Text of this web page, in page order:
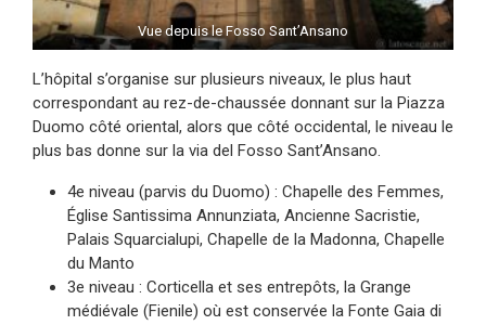
Vue depuis le Fosso Sant’Ansano
L’hôpital s’organise sur plusieurs niveaux, le plus haut
correspondant au rez-de-chaussée donnant sur la Piazza
Duomo côté oriental, alors que côté occidental, le niveau le
plus bas donne sur la via del Fosso Sant’Ansano.
4e niveau (parvis du Duomo) : Chapelle des Femmes,
Église Santissima Annunziata, Ancienne Sacristie,
Palais Squarcialupi, Chapelle de la Madonna, Chapelle
du Manto
3e niveau : Corticella et ses entrepôts, la Grange
médiévale (Fienile) où est conservée la Fonte Gaia di